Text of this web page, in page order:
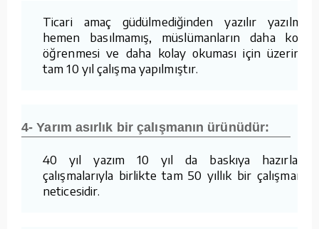
Ticari amaç güdülmediğinden yazılır yazılmaz
hemen basılmamış, müslümanların daha kolay
öğrenmesi ve daha kolay okuması için üzerinde
tam 10 yıl çalışma yapılmıştır.
4- Yarım asırlık bir çalışmanın ürünüdür:
40 yıl yazım 10 yıl da baskıya hazırlama
çalışmalarıyla birlikte tam 50 yıllık bir çalışmanın
neticesidir.